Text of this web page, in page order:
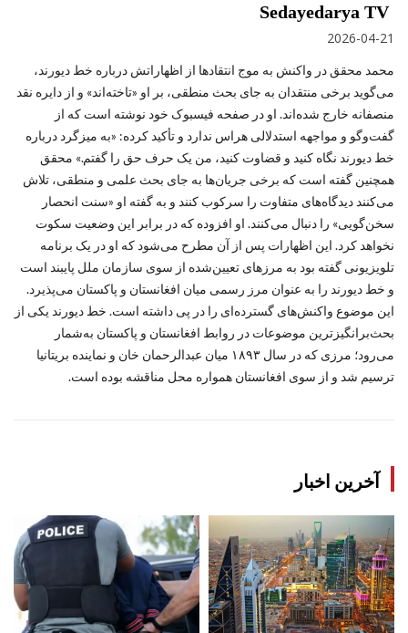
Sedayedarya TV
2026-04-21
محمد محقق در واکنش به موج انتقادها از اظهاراتش درباره خط دیورند،
می‌گوید برخی منتقدان به‌ جای بحث منطقی، بر او «تاخته‌اند» و از دایره نقد
منصفانه خارج شده‌اند. او در صفحه فیسبوک خود نوشته است که از
گفت‌وگو و مواجهه استدلالی هراس ندارد و تأکید کرده: «به میزگرد درباره
خط دیورند نگاه کنید و قضاوت کنید، من یک حرف حق را گفتم.» محقق
همچنین گفته است که برخی جریان‌ها به‌ جای بحث علمی و منطقی، تلاش
می‌کنند دیدگاه‌های متفاوت را سرکوب کنند و به گفته او «سنت انحصار
سخن‌گویی» را دنبال می‌کنند. او افزوده که در برابر این وضعیت سکوت
نخواهد کرد. این اظهارات پس از آن مطرح می‌شود که او در یک برنامه
تلویزیونی گفته بود به مرزهای تعیین‌شده از سوی سازمان ملل پایبند است
و خط دیورند را به‌ عنوان مرز رسمی میان افغانستان و پاکستان می‌پذیرد.
این موضوع واکنش‌های گسترده‌ای را در پی داشته است. خط دیورند یکی از
بحث‌برانگیزترین موضوعات در روابط افغانستان و پاکستان به‌شمار
می‌رود؛ مرزی که در سال ۱۸۹۳ میان عبدالرحمان خان و نماینده بریتانیا
ترسیم شد و از سوی افغانستان همواره محل مناقشه بوده است.
آخرین اخبار